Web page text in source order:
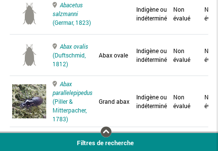
Abacetus
salzmanni
(Germar, 1823)
Indigène ou
indéterminé
Non
évalué
Non
Abax ovalis
(Duftschmid,
1812)
Abax ovale
Indigène ou
indéterminé
Non
évalué
Non
Abax
parallelepipedus
(Piller &
Mitterpacher,
1783)
Grand abax
Indigène ou
indéterminé
Non
évalué
Non
Abax
Abax
Filtres de recherche